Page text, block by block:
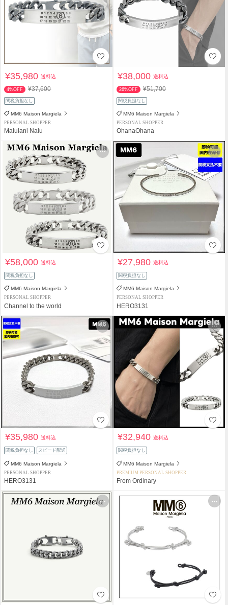
¥35,980送料込
4%OFF ¥37,600
関税負担なし
MM6 Maison Margiela
PERSONAL SHOPPER
Malulani Nalu
¥38,000送料込
26%OFF ¥51,700
関税負担なし
MM6 Maison Margiela
PERSONAL SHOPPER
OhanaOhana
¥58,000送料込
関税負担なし
MM6 Maison Margiela
PERSONAL SHOPPER
Channel to the world
¥27,980送料込
関税負担なし
MM6 Maison Margiela
PERSONAL SHOPPER
HERO3131
¥35,980送料込
関税負担なし スピード配送
MM6 Maison Margiela
PERSONAL SHOPPER
HERO3131
¥32,940送料込
関税負担なし
MM6 Maison Margiela
PREMIUM PERSONAL SHOPPER
From Ordinary